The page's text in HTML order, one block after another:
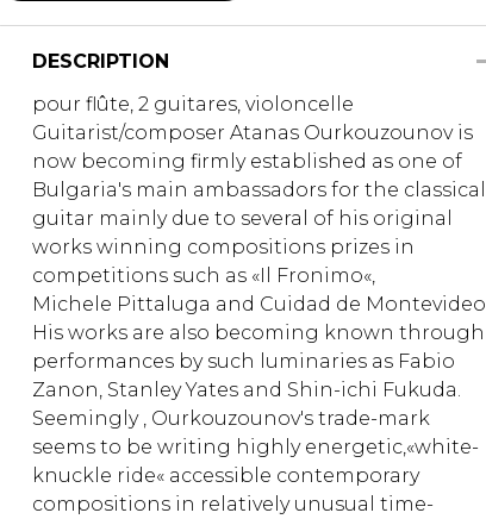
DESCRIPTION
pour flûte, 2 guitares, violoncelle
Guitarist/composer Atanas Ourkouzounov is
now becoming firmly established as one of
Bulgaria's main ambassadors for the classical
guitar mainly due to several of his original
works winning compositions prizes in
competitions such as «Il Fronimo«,
Michele Pittaluga and Cuidad de Montevideo.
His works are also becoming known through
performances by such luminaries as Fabio
Zanon, Stanley Yates and Shin-ichi Fukuda.
Seemingly , Ourkouzounov's trade-mark
seems to be writing highly energetic,«white-
knuckle ride« accessible contemporary
compositions in relatively unusual time-